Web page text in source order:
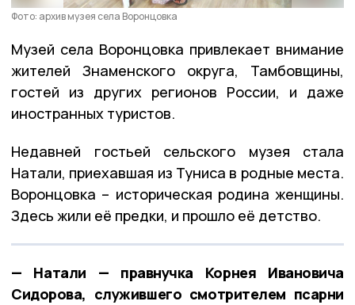
Фото: архив музея села Воронцовка
Музей села Воронцовка привлекает внимание
жителей Знаменского округа, Тамбовщины,
гостей из других регионов России, и даже
иностранных туристов.
Недавней гостьей сельского музея стала
Натали, приехавшая из Туниса в родные места.
Воронцовка – историческая родина женщины.
Здесь жили её предки, и прошло её детство.
— Натали — правнучка Корнея Ивановича
Сидорова, служившего смотрителем псарни